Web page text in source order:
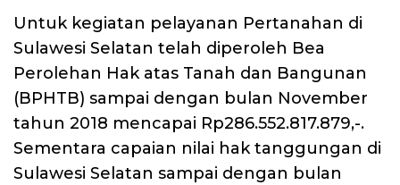
Untuk kegiatan pelayanan Pertanahan di
Sulawesi Selatan telah diperoleh Bea
Perolehan Hak atas Tanah dan Bangunan
(BPHTB) sampai dengan bulan November
tahun 2018 mencapai Rp286.552.817.879,-.
Sementara capaian nilai hak tanggungan di
Sulawesi Selatan sampai dengan bulan